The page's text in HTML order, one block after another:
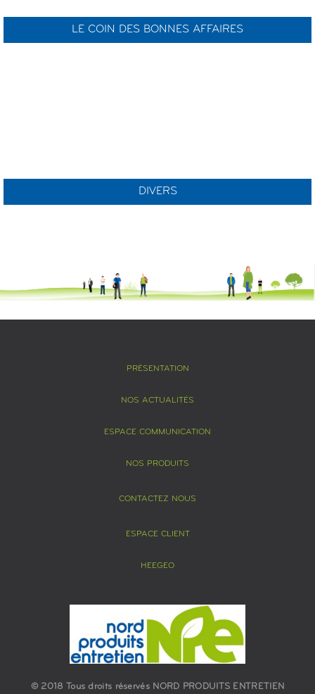
LE COIN DES BONNES AFFAIRES
DIVERS
PRÉSENTATION
NOS ACTUALITÉS
ESPACE COMMUNICATION
NOS PRODUITS
CONTACTEZ NOUS
ESPACE CLIENT
HEEGEO
© 2018 Tous droits réservés NORD PRODUITS ENTRETIEN